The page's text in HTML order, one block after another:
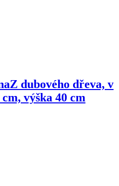
Z dubového dřeva, v
výška 40 cm